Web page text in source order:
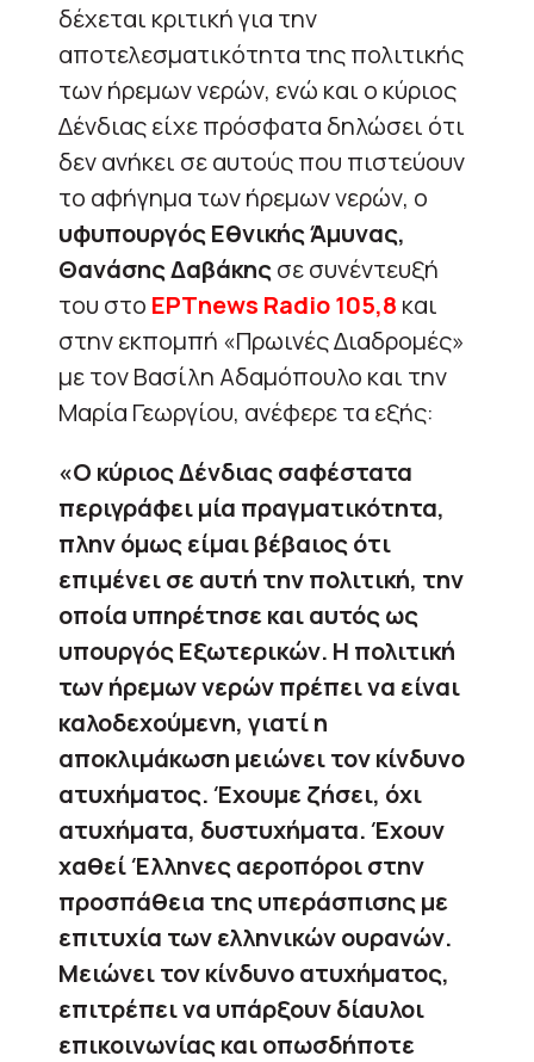
δέχεται κριτική για την
αποτελεσματικότητα της πολιτικής
των ήρεμων νερών, ενώ και ο κύριος
Δένδιας είχε πρόσφατα δηλώσει ότι
δεν ανήκει σε αυτούς που πιστεύουν
το αφήγημα των ήρεμων νερών, ο
υφυπουργός Εθνικής Άμυνας,
Θανάσης Δαβάκηςσε συνέντευξή
του στο ΕΡΤnews Radio 105,8 και
στην εκπομπή «Πρωινές Διαδρομές»
με τον Βασίλη Αδαμόπουλο και την
Μαρία Γεωργίου, ανέφερε τα εξής:
«Ο κύριος Δένδιας σαφέστατα
περιγράφει μία πραγματικότητα,
πλην όμως είμαι βέβαιος ότι
επιμένει σε αυτή την πολιτική, την
οποία υπηρέτησε και αυτός ως
υπουργός Εξωτερικών. Η πολιτική
των ήρεμων νερών πρέπει να είναι
καλοδεχούμενη, γιατί η
αποκλιμάκωση μειώνει τον κίνδυνο
ατυχήματος. Έχουμε ζήσει, όχι
ατυχήματα, δυστυχήματα. Έχουν
χαθεί Έλληνες αεροπόροι στην
προσπάθεια της υπεράσπισης με
επιτυχία των ελληνικών ουρανών.
Μειώνει τον κίνδυνο ατυχήματος,
επιτρέπει να υπάρξουν δίαυλοι
επικοινωνίας και οπωσδήποτε